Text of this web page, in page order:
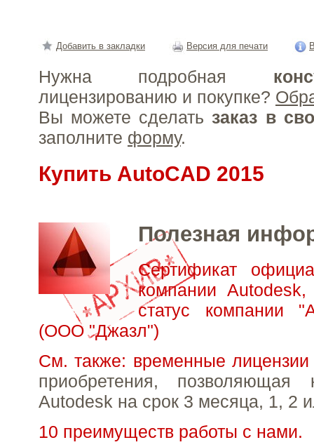
Добавить в закладки Версия для печати
Нужна подробная
лицензированию и покупке?
Вы можете сделать заказ в
заполните форму.
Купить AutoCAD 2015
Полезная
Сертификат
компании
статус компании
(ООО "Джазл")
См. также: временные
приобретения, позволяющая
Autodesk на срок 3 месяца, 1, 2
10 преимуществ работы с нами.